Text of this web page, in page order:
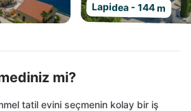
Lapidea - 144 m
mi?
tatil evini seçmenin kolay bir iş